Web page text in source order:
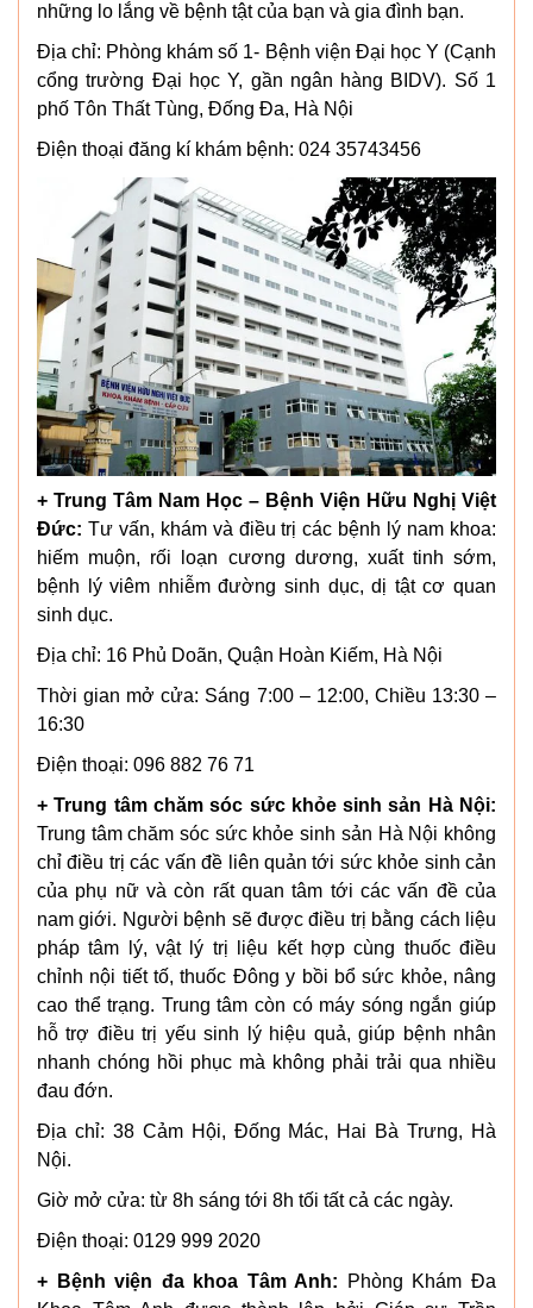
những lo lắng về bệnh tật của bạn và gia đình bạn.
Địa chỉ: Phòng khám số 1- Bệnh viện Đại học Y (Cạnh
cổng trường Đại học Y, gần ngân hàng BIDV). Số 1
phố Tôn Thất Tùng, Đống Đa, Hà Nội
Điện thoại đăng kí khám bệnh: 024 35743456
+ Trung Tâm Nam Học – Bệnh Viện Hữu Nghị Việt
Đức: Tư vấn, khám và điều trị các bệnh lý nam khoa:
hiếm muộn, rối loạn cương dương, xuất tinh sớm,
bệnh lý viêm nhiễm đường sinh dục, dị tật cơ quan
sinh dục.
Địa chỉ: 16 Phủ Doãn, Quận Hoàn Kiếm, Hà Nội
Thời gian mở cửa: Sáng 7:00 – 12:00, Chiều 13:30 –
16:30
Điện thoại: 096 882 76 71
+ Trung tâm chăm sóc sức khỏe sinh sản Hà Nội:
Trung tâm chăm sóc sức khỏe sinh sản Hà Nội không
chỉ điều trị các vấn đề liên quản tới sức khỏe sinh cản
của phụ nữ và còn rất quan tâm tới các vấn đề của
nam giới. Người bệnh sẽ được điều trị bằng cách liệu
pháp tâm lý, vật lý trị liệu kết hợp cùng thuốc điều
chỉnh nội tiết tố, thuốc Đông y bồi bổ sức khỏe, nâng
cao thể trạng. Trung tâm còn có máy sóng ngắn giúp
hỗ trợ điều trị yếu sinh lý hiệu quả, giúp bệnh nhân
nhanh chóng hồi phục mà không phải trải qua nhiều
đau đớn.
Địa chỉ: 38 Cảm Hội, Đống Mác, Hai Bà Trưng, Hà
Nội.
Giờ mở cửa: từ 8h sáng tới 8h tối tất cả các ngày.
Điện thoại: 0129 999 2020
+ Bệnh viện đa khoa Tâm Anh: Phòng Khám Đa